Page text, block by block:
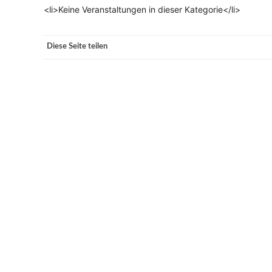
<li>Keine Veranstaltungen in dieser Kategorie</li>
Diese Seite teilen